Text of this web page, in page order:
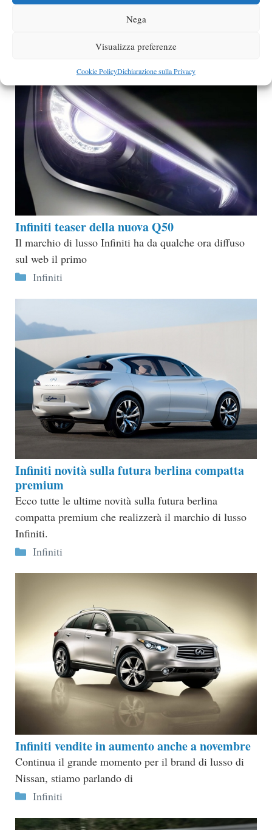
Nega
Visualizza preferenze
Cookie PolicyDichiarazione sulla Privacy
foto spia relative alla parte
Infiniti teaser della nuova Q50
Il marchio di lusso Infiniti ha da qualche ora diffuso
sul web il primo
Categorie
Infiniti
Infiniti novità sulla futura berlina compatta
premium
Ecco tutte le ultime novità sulla futura berlina
compatta premium che realizzerà il marchio di lusso
Infiniti.
Categorie
Infiniti
Infiniti vendite in aumento anche a novembre
Continua il grande momento per il brand di lusso di
Nissan, stiamo parlando di
Categorie
Infiniti